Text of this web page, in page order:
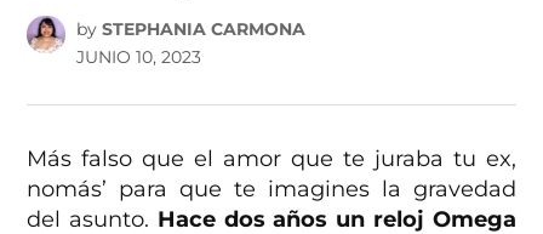
by STEPHANIA CARMONA
JUNIO 10, 2023
Más falso que el amor que te juraba tu ex,
nomás’ para que te imagines la gravedad
del asunto. Hace dos años un reloj Omega